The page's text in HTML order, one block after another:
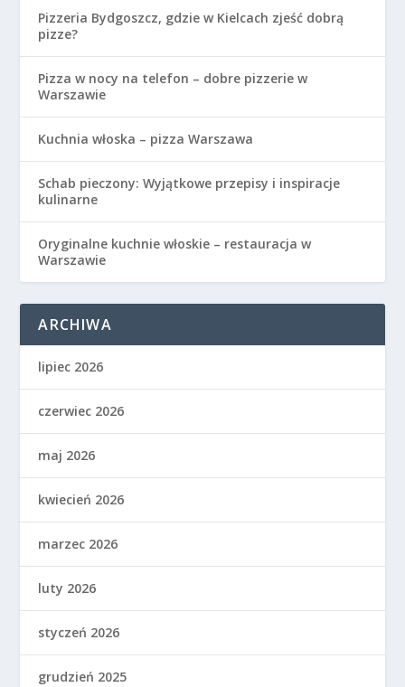
Pizzeria Bydgoszcz, gdzie w Kielcach zjeść dobrą
pizze?
Pizza w nocy na telefon – dobre pizzerie w
Warszawie
Kuchnia włoska – pizza Warszawa
Schab pieczony: Wyjątkowe przepisy i inspiracje
kulinarne
Oryginalne kuchnie włoskie – restauracja w
Warszawie
ARCHIWA
lipiec 2026
czerwiec 2026
maj 2026
kwiecień 2026
marzec 2026
luty 2026
styczeń 2026
grudzień 2025